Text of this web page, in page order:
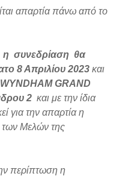
απαρτία πάνω από το
η συνεδρίαση θα
8 Απριλίου 2023 και
WYNDHAM GRAND
2 και με την ίδια
για την απαρτία η
των Μελών της
περίπτωση η